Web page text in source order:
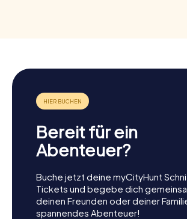
Bereit für ein
Abenteuer?
Buche jetzt deine myCityHunt
Tickets und begebe dich
deinen Freunden oder deiner
spannendes Abenteuer!